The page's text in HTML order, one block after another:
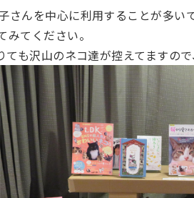
さんを中心に利用することが多い
てください。
も沢山のネコ達が控えてますの